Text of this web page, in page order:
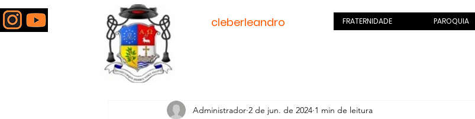
cleberleandro FRATERNIDADE PAROQUIA
Todos posts
Administrador 2 de jun. de 2024 1 min de leitura